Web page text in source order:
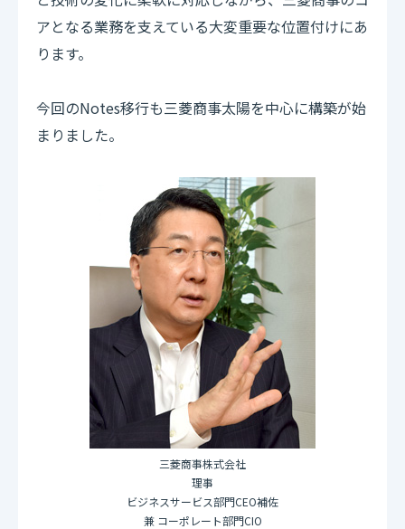
アとなる業務を支えている大変重要な位置付けにあ
ります。
今回のNotes移行も三菱商事太陽を中心に構築が始
まりました。
三菱商事株式会社
理事
ビジネスサービス部門CEO補佐
兼 コーポレート部門CIO